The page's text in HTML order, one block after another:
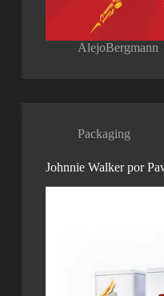
AlejoBergmann
Packaging
Johnnie Walker por